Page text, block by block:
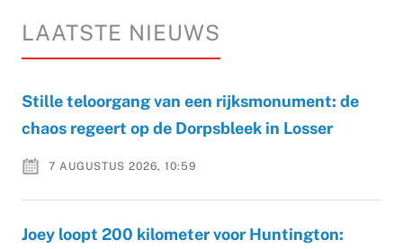
LAATSTE NIEUWS
Stille teloorgang van een rijksmonument: de
chaos regeert op de Dorpsbleek in Losser
7 AUGUSTUS 2026, 10:59
Joey loopt 200 kilometer voor Huntington: